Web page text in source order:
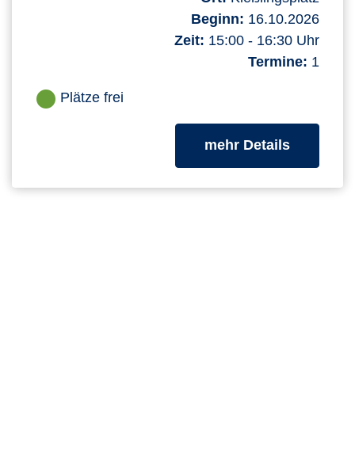
Beginn: 16.10.2026
Zeit: 15:00 - 16:30 Uhr
Termine: 1
Plätze frei
mehr Detailszum